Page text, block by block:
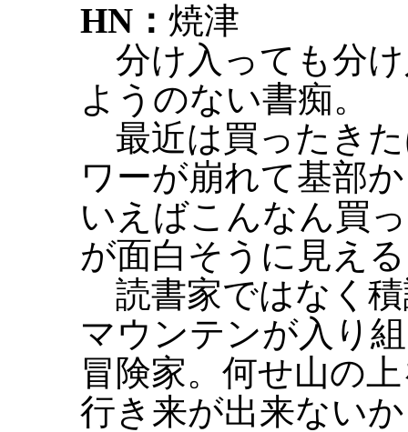
HN： 焼津
分け入っても分
ようのない書痴。
最近は買ったき
ワーが崩れて基部
いえばこんなん買
が面白そうに見え
読書家ではなく
マウンテンが入り
冒険家。何せ山の
行き来が出来ない